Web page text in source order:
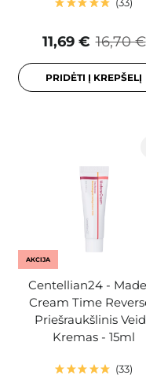
33
16,70 €
11,69 €
PRIDĖTI Į KREPŠELĮ
AKCIJA
Centellian24 -
Cream Time
Priešraukšlinis
Kremas - 15ml
33